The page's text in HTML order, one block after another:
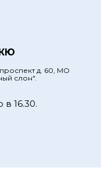
д. 60, МО
слон".
в 16.30.